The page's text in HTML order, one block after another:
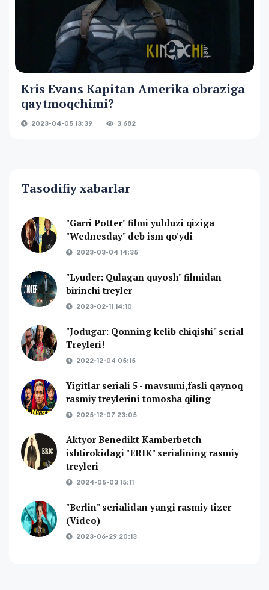
Kris Evans Kapitan Amerika obraziga
qaytmoqchimi?
2023-04-05 13:39 3 682
Tasodifiy xabarlar
"Garri Potter" filmi yulduzi qiziga
"Wednesday" deb ism qo'ydi
2023-03-04 14:35
"Lyuder: Qulagan quyosh" filmidan
birinchi treyler
2023-02-11 14:10
"Jodugar: Qonning kelib chiqishi" serial
Treyleri!
2022-12-04 05:15
Yigitlar seriali 5 - mavsumi,fasli qaynoq
rasmiy treylerini tomosha qiling
2025-12-07 23:05
Aktyor Benedikt Kamberbetch
ishtirokidagi "ERIK" serialining rasmiy
treyleri
2024-05-03 15:11
"Berlin" serialidan yangi rasmiy tizer
(Video)
2023-06-29 20:13